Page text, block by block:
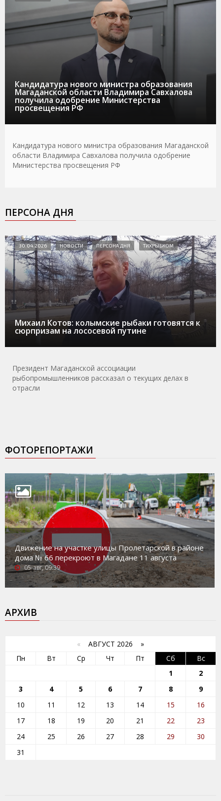
Кандидатура нового министра образования
Магаданской области Владимира Савхалова
получила одобрение Министерства
просвещения РФ
Кандидатура нового министра образования Магаданской
области Владимира Савхалова получила одобрение
Министерства просвещения РФ
ПЕРСОНА ДНЯ
Михаил Котов: колымские рыбаки готовятся к
сюрпризам на лососевой путине
30.04.2026 НОВОСТИ ПЕРСОНА ДНЯ ТИХРЫБКОМ
Президент Магаданской ассоциации
рыбопромышленников рассказал о текущих делах в
отрасли
ФОТОРЕПОРТАЖИ
Движение на участке улицы Пролетарской в районе
дома № 66 перекроют в Магадане 11 августа
05-авг, 09:39
АРХИВ
« АВГУСТ 2026 »
Пн
Вт Ср Чт Пт Сб
Вс
1
2
3
4 5 6 7 8
9
10
11 12 13 14 15
16
17
18 19 20 21 22
23
24
25 26 27 28 29
30
31